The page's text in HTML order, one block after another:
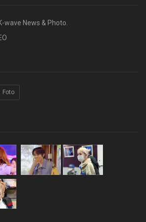
wave News & Photo.
Foto